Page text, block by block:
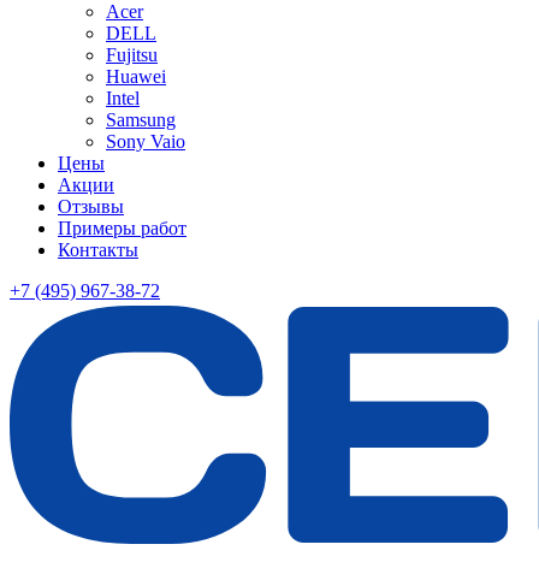
Acer
DELL
Fujitsu
Huawei
Intel
Samsung
Sony Vaio
Цены
Акции
Отзывы
Примеры работ
Контакты
+7 (495) 967-38-72